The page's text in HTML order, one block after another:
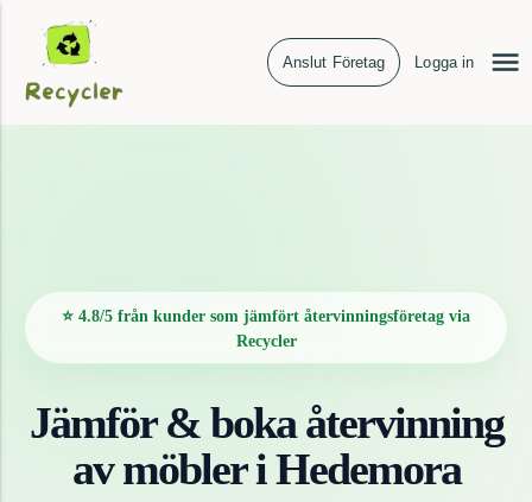
Anslut Företag Logga in
⭐ 4.8/5 från kunder som jämfört återvinningsföretag via
Recycler
Jämför & boka återvinning
avmöbleriHedemora